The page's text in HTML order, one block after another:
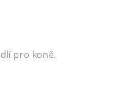
pro koně.